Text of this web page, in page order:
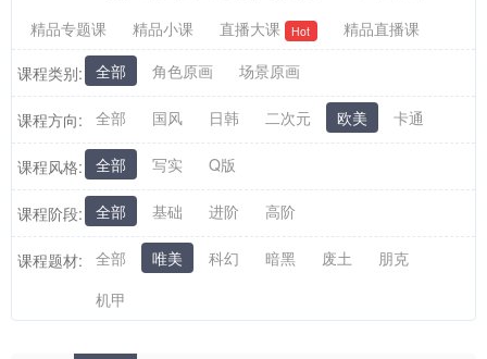
精品专题课
精品小课 直播大课 Hot 精品直播课
课程类别: 全部 角色原画 场景原画
课程方向: 全部 国风 日韩 二次元 欧美 卡通
课程风格: 全部 写实 Q版
课程阶段: 全部 基础 进阶 高阶
课程题材: 全部 唯美 科幻 暗黑 废土
朋克
机甲